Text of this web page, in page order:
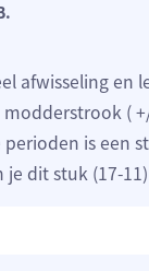
afwisseling en
modderstrook (
is een
je dit stuk (17-